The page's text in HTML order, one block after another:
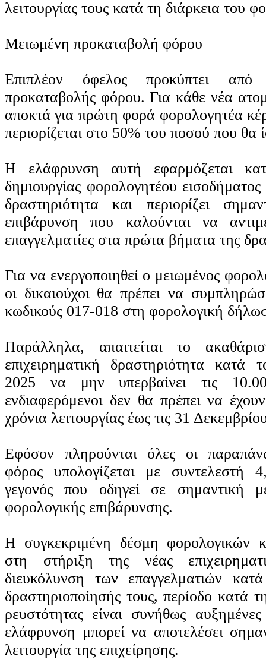
λειτουργίας τους κατά τη διάρκεια του
Μειωμένη προκαταβολή φόρου
Επιπλέον όφελος προκύπτει
προκαταβολής φόρου. Για κάθε νέα
αποκτά για πρώτη φορά φορολογητέα
περιορίζεται στο 50% του ποσού που θα
Η ελάφρυνση αυτή εφαρμόζεται
δημιουργίας φορολογητέου εισοδήματος
δραστηριότητα και περιορίζει
επιβάρυνση που καλούνται να
επαγγελματίες στα πρώτα βήματα της
Για να ενεργοποιηθεί ο μειωμένος
οι δικαιούχοι θα πρέπει να
κωδικούς 017-018 στη φορολογική
Παράλληλα, απαιτείται το
επιχειρηματική δραστηριότητα κατά
2025 να μην υπερβαίνει τις
ενδιαφερόμενοι δεν θα πρέπει να
χρόνια λειτουργίας έως τις 31
Εφόσον πληρούνται όλες οι
φόρος υπολογίζεται με συντελεστή
γεγονός που οδηγεί σε σημαντική
φορολογικής επιβάρυνσης.
Η συγκεκριμένη δέσμη φορολογικών
στη στήριξη της νέας
διευκόλυνση των επαγγελματιών
δραστηριοποίησής τους, περίοδο κατά
ρευστότητας είναι συνήθως
ελάφρυνση μπορεί να αποτελέσει
λειτουργία της επιχείρησης.